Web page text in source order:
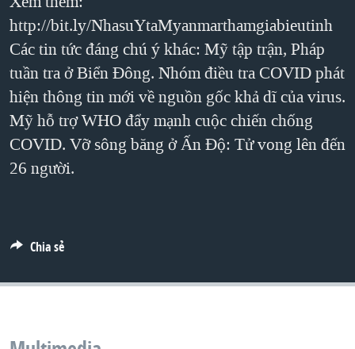
TRỊNH VĨNH BÌNH VS. CHÍNH PHỦ VIỆT NAM
NGƯ DÂN VIỆT VÀ LÀN SÓNG TRỘM HẢI SÂM
BÊN KIA QUỐC LỘ: TIẾNG VỌNG TỪ NÔNG THÔN MỸ
QUAN HỆ VIỆT MỸ
http://bit.ly/NhasuYtaMyanmarthamgiabieutinh
Các tin tức đáng chú ý khác: Mỹ tập trận, Pháp
tuần tra ở Biển Đông. Nhóm điều tra COVID phát
hiện thông tin mới về nguồn gốc khả dĩ của virus.
Mỹ hỗ trợ WHO đẩy mạnh cuộc chiến chống
COVID. Vỡ sông băng ở Ấn Độ: Tử vong lên đến
26 người.
Chia sẻ